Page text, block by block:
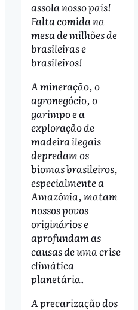
assola nosso país!
Falta comida na
mesa de milhões de
brasileiras e
brasileiros!
A mineração, o
agronegócio, o
garimpo e a
exploração de
madeira ilegais
depredam os
biomas brasileiros,
especialmente a
Amazônia, matam
nossos povos
originários e
aprofundam as
causas de uma crise
climática
planetária.
A precarização dos